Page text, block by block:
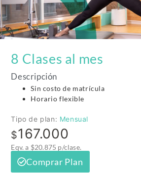
8 Clases al mes
Descripción
Sin costo de matrícula
Horario flexible
Tipo de plan: Mensual
$167.000
Eqv. a $20.875 p/clase.
Comprar Plan